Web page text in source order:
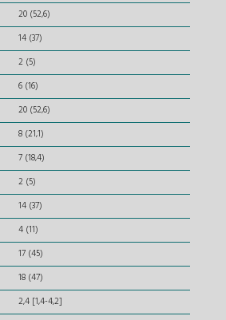
20 (52,6)
14 (37)
2 (5)
6 (16)
20 (52,6)
8 (21,1)
7 (18,4)
2 (5)
14 (37)
4 (11)
17 (45)
18 (47)
2,4 [1,4-4,2]